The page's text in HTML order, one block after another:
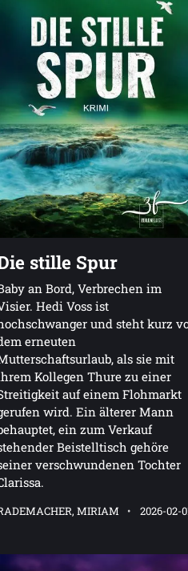
stille Spur
an Bord, Verbrechen im
Hedi Voss ist
und steht kurz
erneuten
als sie mit
Kollegen Thure zu einer
auf einem Flohmarkt
wird. Ein älterer Mann
ein zum Verkauf
Beistelltisch gehöre
verschwundenen Tochter
MIRIAM 2026-02-